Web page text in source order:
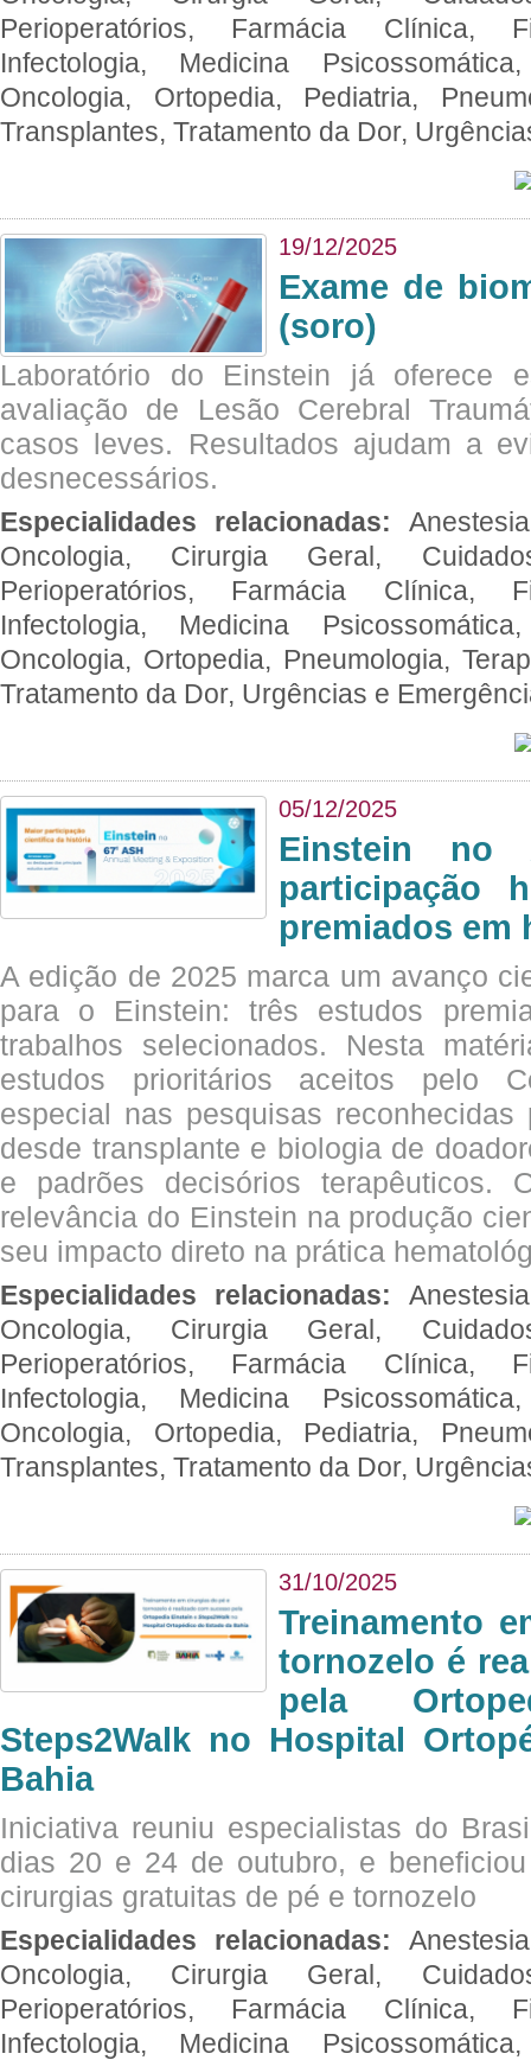
Perioperatórios, Farmácia Clínica,
Infectologia, Medicina
Oncologia, Ortopedia, Pediatria,
Transplantes, Tratamento da Dor,
19/12/2025
Exame de
(soro)
Laboratório do Einstein já oferece
avaliação de Lesão Cerebral
casos leves. Resultados ajudam a
desnecessários.
Especialidades relacionadas:
Oncologia, Cirurgia Geral,
Perioperatórios, Farmácia Clínica,
Infectologia, Medicina
Oncologia, Ortopedia, Pneumologia,
Tratamento da Dor, Urgências e
05/12/2025
Einstein no
participação
premiados em
A edição de 2025 marca um avanço
para o Einstein: três estudos
trabalhos selecionados. Nesta
estudos prioritários aceitos pelo
especial nas pesquisas
desde transplante e biologia de
e padrões decisórios terapêuticos.
relevância do Einstein na produção
seu impacto direto na prática
Especialidades relacionadas:
Oncologia, Cirurgia Geral,
Perioperatórios, Farmácia Clínica,
Infectologia, Medicina
Oncologia, Ortopedia, Pediatria,
Transplantes, Tratamento da Dor,
31/10/2025
Treinamento
tornozelo é
pela
Steps2Walk no Hospital
Bahia
Iniciativa reuniu especialistas do
dias 20 e 24 de outubro, e
cirurgias gratuitas de pé e tornozelo
Especialidades relacionadas:
Oncologia, Cirurgia Geral,
Perioperatórios, Farmácia Clínica,
Infectologia, Medicina